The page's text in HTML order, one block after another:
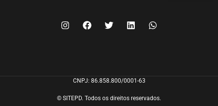
CNPJ: 86.858.800/0001-63
© SITEPD. Todos os direitos reservados.